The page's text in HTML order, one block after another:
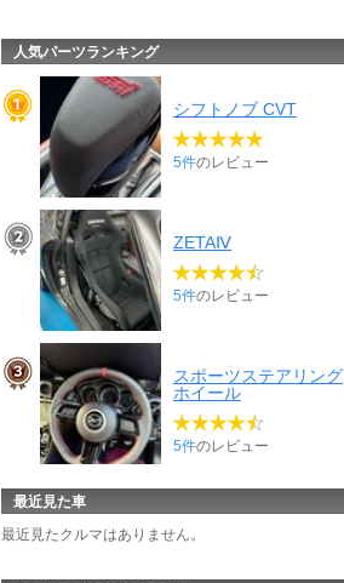
人気パーツランキング
シフトノブ CVT
5件のレビュー
ZETAⅣ
5件のレビュー
スポーツステアリング
ホイール
5件のレビュー
最近見た車
最近見たクルマはありません。